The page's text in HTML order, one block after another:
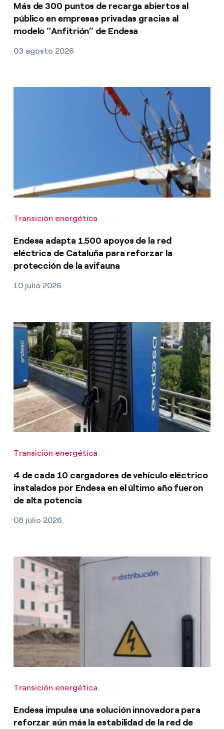
Más de 300 puntos de recarga abiertos al
público en empresas privadas gracias al
modelo “Anfitrión” de Endesa
03 agosto 2026
Transición energética
Endesa adapta 1.500 apoyos de la red
eléctrica de Cataluña para reforzar la
protección de la avifauna
10 julio 2026
Transición energética
4 de cada 10 cargadores de vehículo eléctrico
instalados por Endesa en el último año fueron
de alta potencia
08 julio 2026
Transición energética
Endesa impulsa una solución innovadora para
reforzar aún más la estabilidad de la red de